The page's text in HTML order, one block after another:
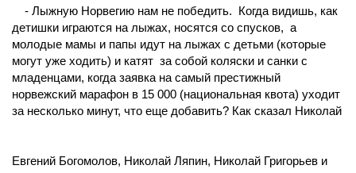
- Лыжную Норвегию нам не победить. Когда видишь, как
детишки играются на лыжах, носятся со спусков, а
молодые мамы и папы идут на лыжах с детьми (которые
могут уже ходить) и катят за собой коляски и санки с
младенцами, когда заявка на самый престижный
норвежский марафон в 15 000 (национальная квота) уходит
за несколько минут, что еще добавить? Как сказал Николай
Евгений Богомолов, Николай Ляпин, Николай Григорьев и